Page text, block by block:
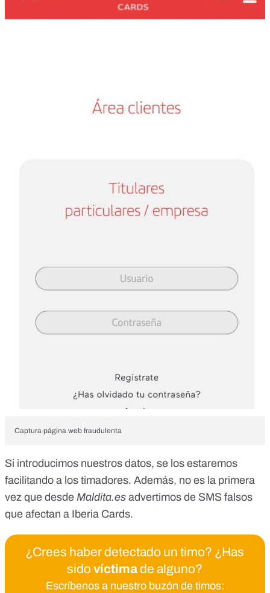
Captura página web fraudulenta
Si introducimos nuestros datos, se los estaremos
facilitando a los timadores. Además, no es la primera
vez que desde Maldita.es advertimos de SMS falsos
que afectan a Iberia Cards.
¿Crees haber detectado un timo? ¿Has
sidovíctimade alguno?
Escríbenos a nuestro buzón de timos: